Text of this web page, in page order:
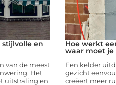
stijlvolle en
van de meest
Het
uitstraling en
Hoe werkt
waar moet je
Een kelder
gezicht
creëert meer